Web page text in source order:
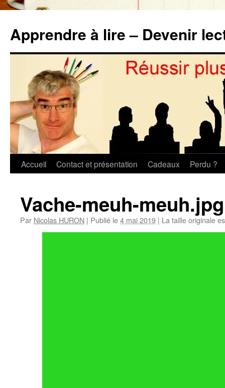
contenu
Apprendre à lire – Devenir
Accueil Contact et présentation Cadeaux Perdu ?
Vache-meuh-meuh.jpg
Par Nicolas HURON | Publié le4 mai 2019 | La taille originale